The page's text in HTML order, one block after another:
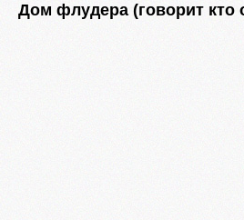
Дом флудера (говорит кто